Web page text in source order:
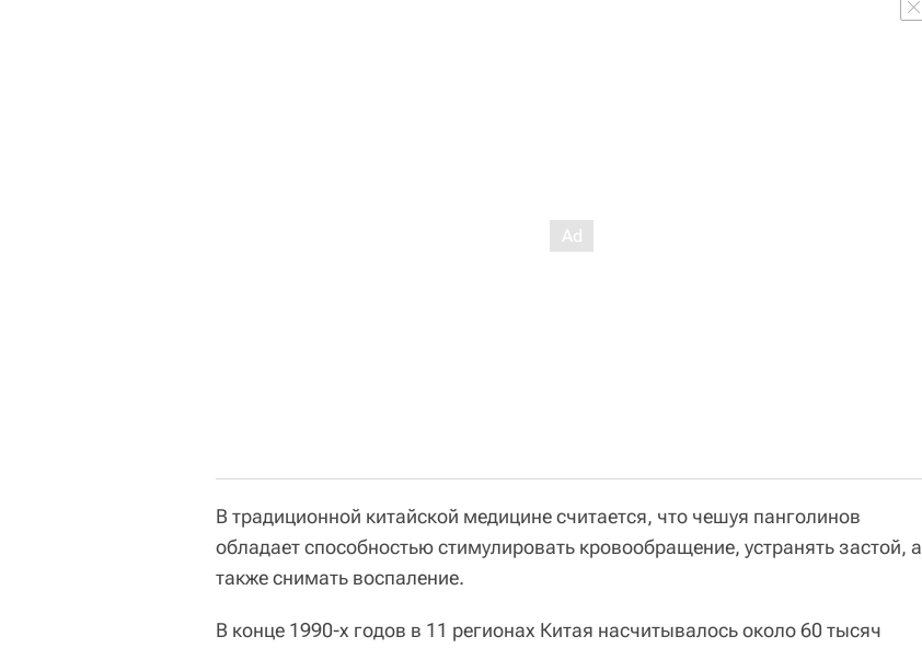
В традиционной китайской медицине считается, что чешуя панголинов
обладает способностью стимулировать кровообращение, устранять застой, а
также снимать воспаление.
В конце 1990-х годов в 11 регионах Китая насчитывалось около 60 тысяч